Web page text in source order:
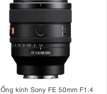
Ống kính Sony FE 50mm F1.4